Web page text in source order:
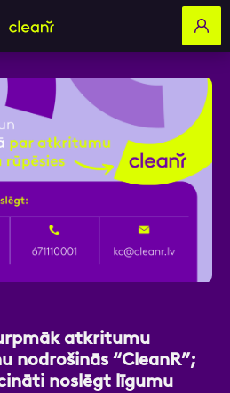
atkritumu
nodrošinās “CleanR”;
noslēgt līgumu
formu un mēs ar tevi